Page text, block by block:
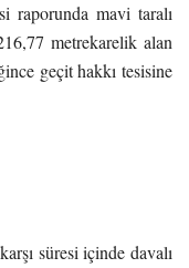
raporunda mavi taralı
metrekarelik alan
geçit hakkı tesisine
süresi içinde davalı